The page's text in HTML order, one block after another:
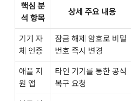
핵심 분
석 항목
상세 주요 내용
기기 자
체 인증
잠금 해제 암호로 비밀
번호 즉시 변경
애플 지
원 앱
타인 기기를 통한 공식
복구 요청